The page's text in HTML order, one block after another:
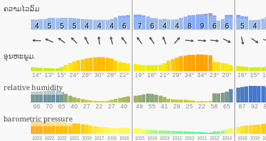
ຄວາມໄວລົມ
4 5 5 5 4 4 4 6 7 6 4 4 8 9 6 6 5 4
ອຸນຫະພູມ.
14° 13° 15° 24° 28° 30° 28° 22° 19° 18° 21° 29° 34° 34° 23° 20° 16° 15°
relative humidity
66 70 65 40 27 22 27 40 49 55 41 28 25 22 58 65 87 92
barometric pressure
1023 1022 1022 1021 1019 1017 1016 1016 1015 1014 1013 1012 1012 1011 1012 1014 1018 1019